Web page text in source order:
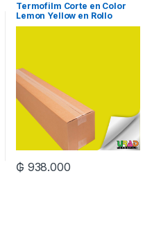
Termofilm Corte en Color
Lemon Yellow en Rollo
₲ 938.000